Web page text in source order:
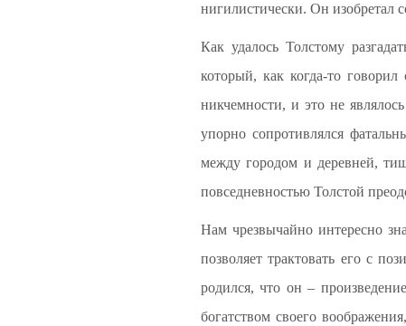
нигилистически. Он изобретал
Как удалось Толстому
который, как когда-то
никчемности, и это не
упорно сопротивлялся
между городом и деревней,
повседневностью Толстой
Нам чрезвычайно интересно
позволяет трактовать его с
родился, что он –
богатством своего